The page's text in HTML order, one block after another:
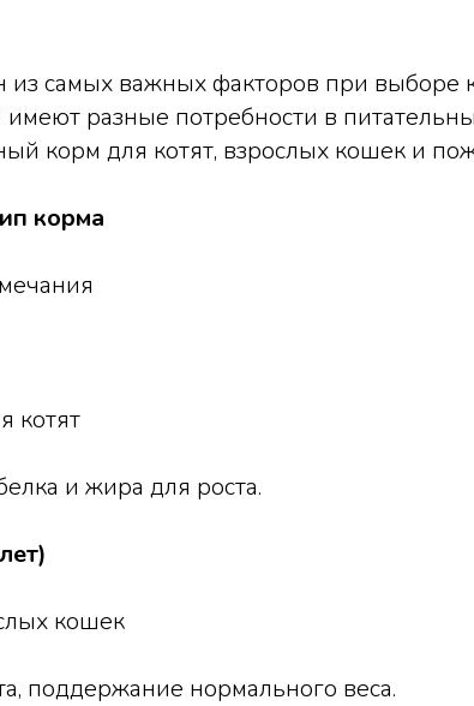
самых важных факторов при выборе
разные потребности в
корм для котят, взрослых кошек и
корма
котят
и жира для роста.
кошек
поддержание нормального веса.